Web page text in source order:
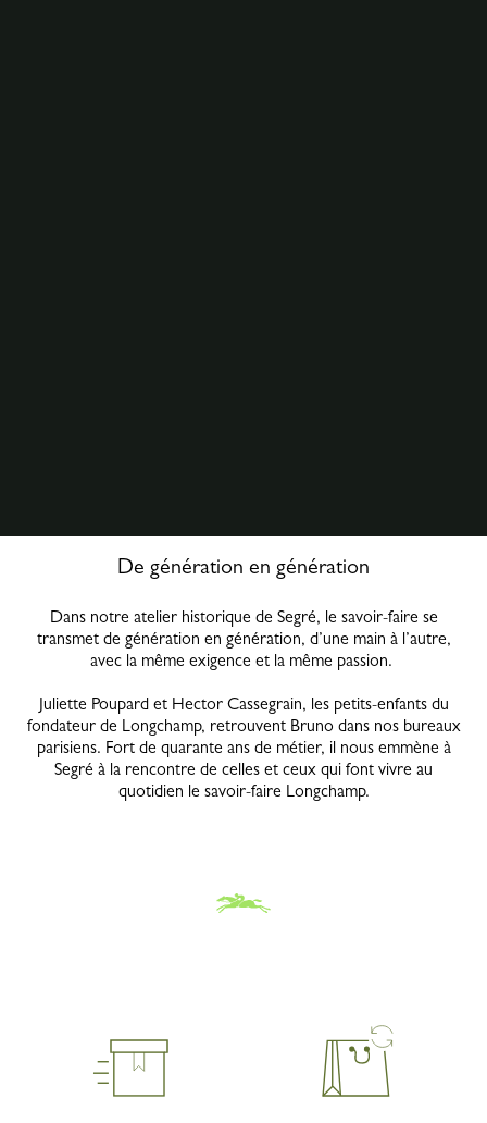
De génération en génération
Dans notre atelier historique de Segré, le savoir-faire se
transmet de génération en génération, d’une main à l’autre,
avec la même exigence et la même passion.
Juliette Poupard et Hector Cassegrain, les petits-enfants du
fondateur de Longchamp, retrouvent Bruno dans nos bureaux
parisiens. Fort de quarante ans de métier, il nous emmène à
Segré à la rencontre de celles et ceux qui font vivre au
quotidien le savoir-faire Longchamp.